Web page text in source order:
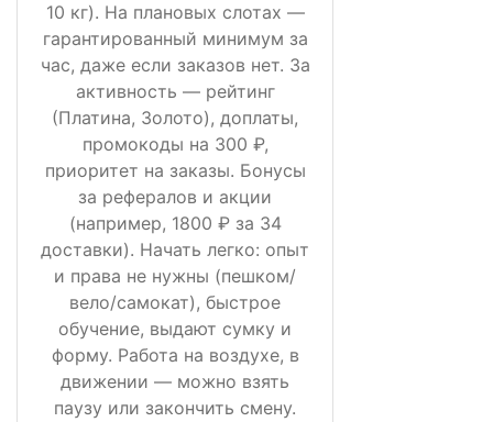
10 кг). На плановых слотах —
гарантированный минимум за
час, даже если заказов нет. За
активность — рейтинг
(Платина, Золото), доплаты,
промокоды на 300 ₽,
приоритет на заказы. Бонусы
за рефералов и акции
(например, 1800 ₽ за 34
доставки). Начать легко: опыт
и права не нужны (пешком/
вело/самокат), быстрое
обучение, выдают сумку и
форму. Работа на воздухе, в
движении — можно взять
паузу или закончить смену.